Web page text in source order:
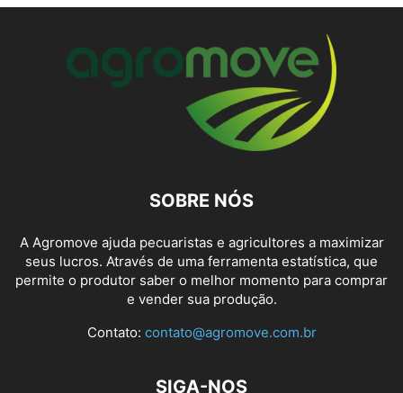
SOBRE NÓS
A Agromove ajuda pecuaristas e agricultores a maximizar
seus lucros. Através de uma ferramenta estatística, que
permite o produtor saber o melhor momento para comprar
e vender sua produção.
Contato: contato@agromove.com.br
SIGA-NOS